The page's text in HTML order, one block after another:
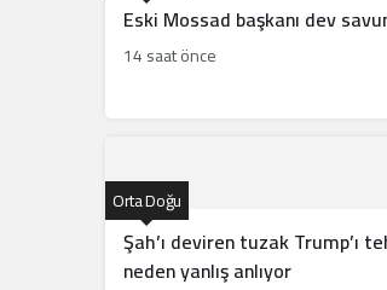
Eski Mossad başkanı dev
14 saat önce
Şah’ı deviren tuzak Trump’ı
neden yanlış anlıyor
Orta Doğu